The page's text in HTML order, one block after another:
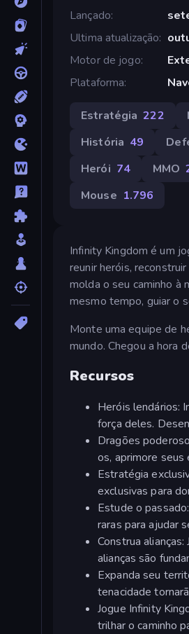
Lançado
Ultima atualização
Motor de jogo
Plataforma
Estratégia 222
História 49
Herói 74 MMO
Mouse 1.796
Infinity Kingdom é um
reunir heróis,
molda o seu caminho à
mesmo tempo, guiar o
Monte uma equipe de
mundo. Chegou a hora
Recursos
Heróis lendários:
força deles.
Dragões
os, aprimore seus
Estratégia
exclusivas para
Estude o
raras para ajudar
Construa
alianças são
Expanda seu
tenacidade
Jogue Infinity
trilhar o caminho